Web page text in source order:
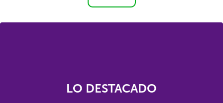
LO DESTACADO